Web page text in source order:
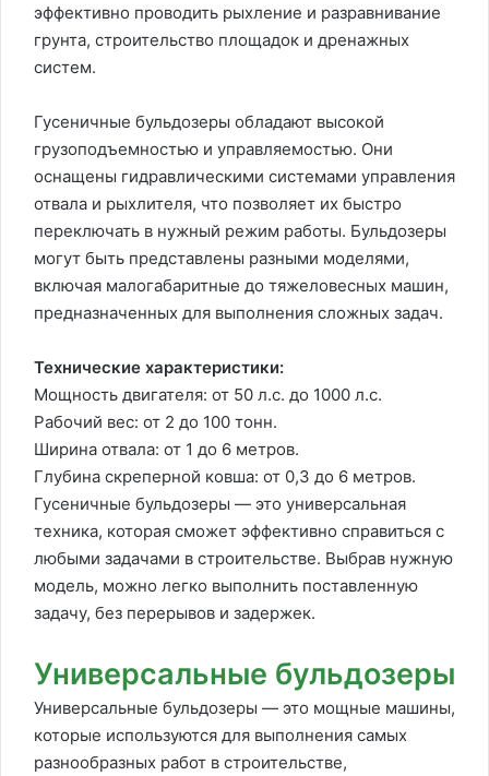
эффективно проводить рыхление и разравнивание
грунта, строительство площадок и дренажных
систем.
Гусеничные бульдозеры обладают высокой
грузоподъемностью и управляемостью. Они
оснащены гидравлическими системами управления
отвала и рыхлителя, что позволяет их быстро
переключать в нужный режим работы. Бульдозеры
могут быть представлены разными моделями,
включая малогабаритные до тяжеловесных машин,
предназначенных для выполнения сложных задач.
Технические характеристики:
Мощность двигателя: от 50 л.с. до 1000 л.с.
Рабочий вес: от 2 до 100 тонн.
Ширина отвала: от 1 до 6 метров.
Глубина скреперной ковша: от 0,3 до 6 метров.
Гусеничные бульдозеры — это универсальная
техника, которая сможет эффективно справиться с
любыми задачами в строительстве. Выбрав нужную
модель, можно легко выполнить поставленную
задачу, без перерывов и задержек.
Универсальные бульдозеры
Универсальные бульдозеры — это мощные машины,
которые используются для выполнения самых
разнообразных работ в строительстве,